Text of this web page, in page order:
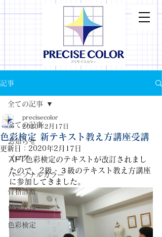
記事
全ての記事
お知らせ
ブログ
パーソナルカラー
骨格診断
色彩心理
色彩検定
全ての記事
色彩検定 新テキスト教え方講座受講
precisecolor
2020年2月17日
更新日： 2020年2月17日
AFT色彩検定のテキストが改訂されまし
たので、2級・３級のテキスト教え方講座
に参加してきました。